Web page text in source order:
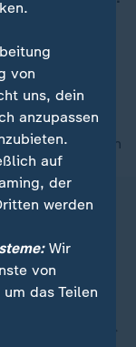
beim
diesem Thema
nach oben
von
uns, dein
anzupassen
auf
der
werden
Wir
von
das Teilen